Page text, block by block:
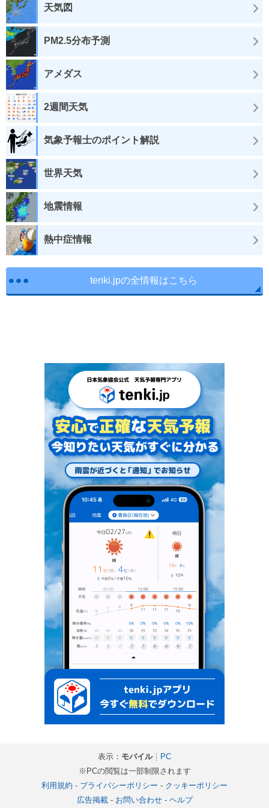
天気図
PM2.5分布予測
アメダス
2週間天気
気象予報士のポイント解説
世界天気
地震情報
熱中症情報
tenki.jpの全情報はこちら
表示： モバイル｜ PC
※PCの閲覧は一部制限されます
利用規約 - プライバシーポリシー - クッキーポリシー
広告掲載- お問い合わせ- ヘルプ